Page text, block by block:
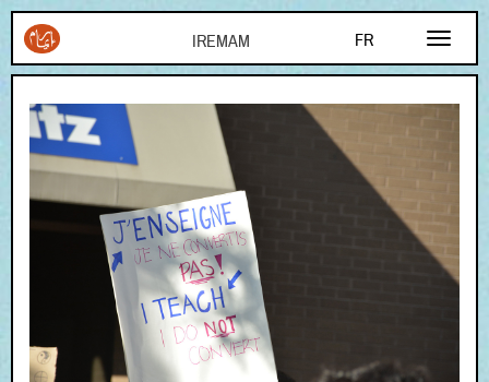
FR
EN
Aller au contenu principal